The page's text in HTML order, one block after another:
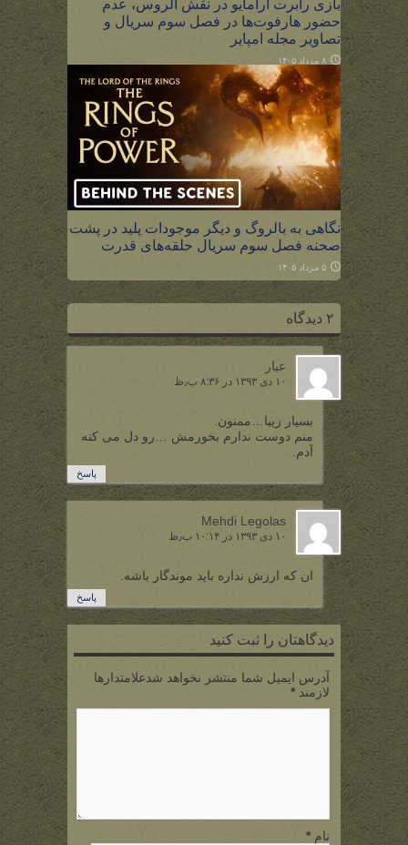
بازی رابرت آرامایو در نقش الروس، عدم
حضور هارفوت‌ها در فصل سوم سریال و
تصاویر مجله امپایر
۸ مرداد ۱۴۰۵
نگاهی به بالروگ و دیگر موجودات پلید در پشت
صحنه فصل سوم سریال حلقه‌های قدرت
۵ مرداد ۱۴۰۵
۲ دیدگاه
عیار
۱۰ دی ۱۳۹۳ در ۸:۳۶ ب٫ظ
بسیار زیبا…ممنون.
منم دوست ندارم بخورمش …رو دل می کنه
آدم.
پاسخ
Mehdi Legolas
۱۰ دی ۱۳۹۳ در ۱۰:۱۴ ب٫ظ
ان که ارزش نداره باید موندگار باشه.
پاسخ
دیدگاهتان را ثبت کنید
آدرس ایمیل شما منتشر نخواهد شدعلامتدارها
لازمند *
نام *